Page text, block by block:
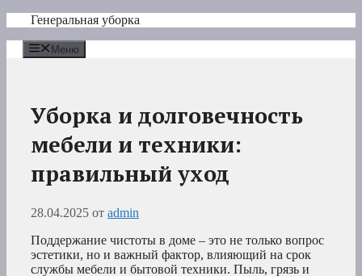
Перейти
содержимому
Генеральная уборка
Меню
Уборка и долговечность
мебели и техники:
правильный уход
28.04.2025 от admin
Поддержание чистоты в доме – это не только вопрос
эстетики, но и важный фактор, влияющий на срок
службы мебели и бытовой техники. Пыль, грязь и